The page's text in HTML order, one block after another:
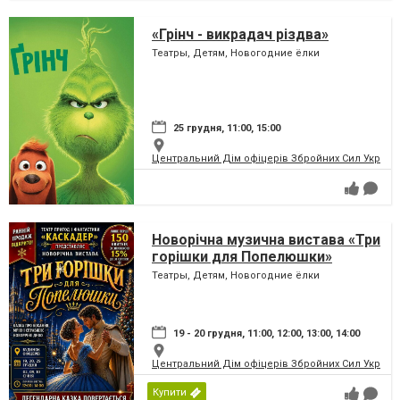
«Грінч - викрадач різдва»
Театры, Детям, Новогодние ёлки
25 грудня, 11:00, 15:00
Центральний Дім офіцерів Збройних Сил
Новорічна музична вистава «Три
горішки для Попелюшки»
Театры, Детям, Новогодние ёлки
19 - 20 грудня, 11:00, 12:00, 13:00, 14:00
Центральний Дім офіцерів Збройних Сил
Купити